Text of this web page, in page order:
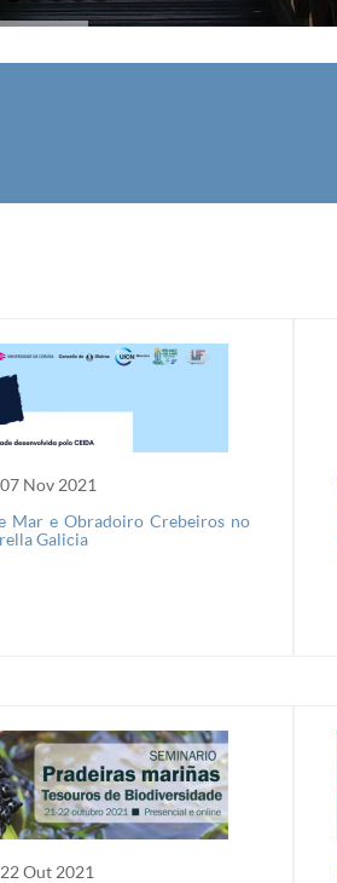
07 Nov 2021
Mar e Obradoiro Crebeiros no
Galicia
22 Out 2021